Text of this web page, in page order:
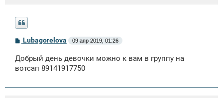
С
б
щ
и
Lubagorelova 09 апр 2019, 01:26
Добрый день девочки можно к вам в группу на
вотсап 89141917750